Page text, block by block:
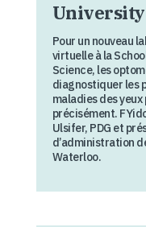
Pour un nouveau
virtuelle à la
Science, les
diagnostiquer les
maladies des
précisément.
Ulsifer, PDG et
d’administration
Waterloo.